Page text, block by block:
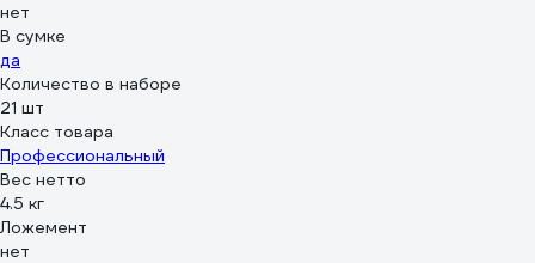
нет
В сумке
да
Количество в наборе
21 шт
Класс товара
Профессиональный
Вес нетто
4.5 кг
Ложемент
нет